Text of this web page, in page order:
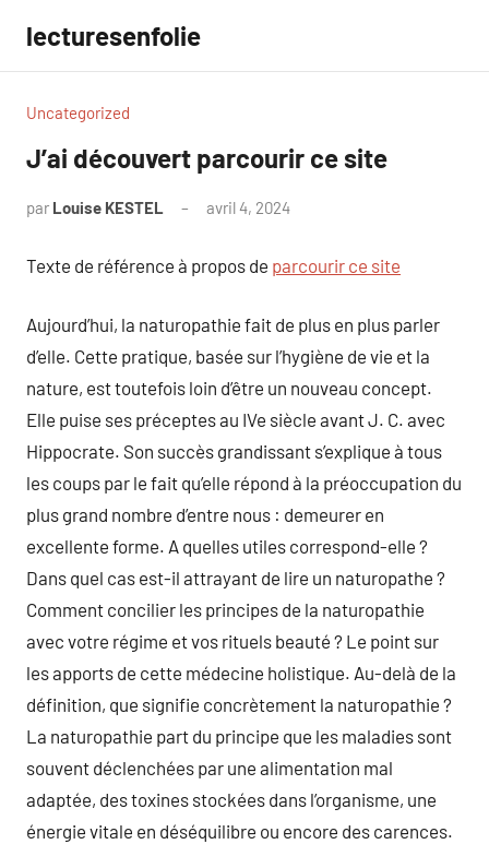
contenu
lecturesenfolie
Uncategorized
J’ai découvert parcourir ce site
par Louise KESTEL avril 4, 2024
Texte de référence à propos de parcourir ce site
Aujourd’hui, la naturopathie fait de plus en plus parler
d’elle. Cette pratique, basée sur l’hygiène de vie et la
nature, est toutefois loin d’être un nouveau concept.
Elle puise ses préceptes au IVe siècle avant J. C. avec
Hippocrate. Son succès grandissant s’explique à tous
les coups par le fait qu’elle répond à la préoccupation du
plus grand nombre d’entre nous : demeurer en
excellente forme. A quelles utiles correspond-elle ?
Dans quel cas est-il attrayant de lire un naturopathe ?
Comment concilier les principes de la naturopathie
avec votre régime et vos rituels beauté ? Le point sur
les apports de cette médecine holistique. Au-delà de la
définition, que signifie concrètement la naturopathie ?
La naturopathie part du principe que les maladies sont
souvent déclenchées par une alimentation mal
adaptée, des toxines stockées dans l’organisme, une
énergie vitale en déséquilibre ou encore des carences.